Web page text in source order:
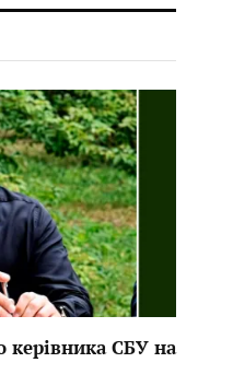
керівника СБУ на